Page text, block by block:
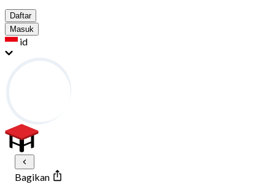
Daftar
Masuk
id
Bagikan